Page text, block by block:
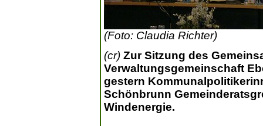
(Foto: Claudia Richter)
(cr) Zur Sitzung des
Verwaltungsgemeinschaft
gestern
Schönbrunn
Windenergie.